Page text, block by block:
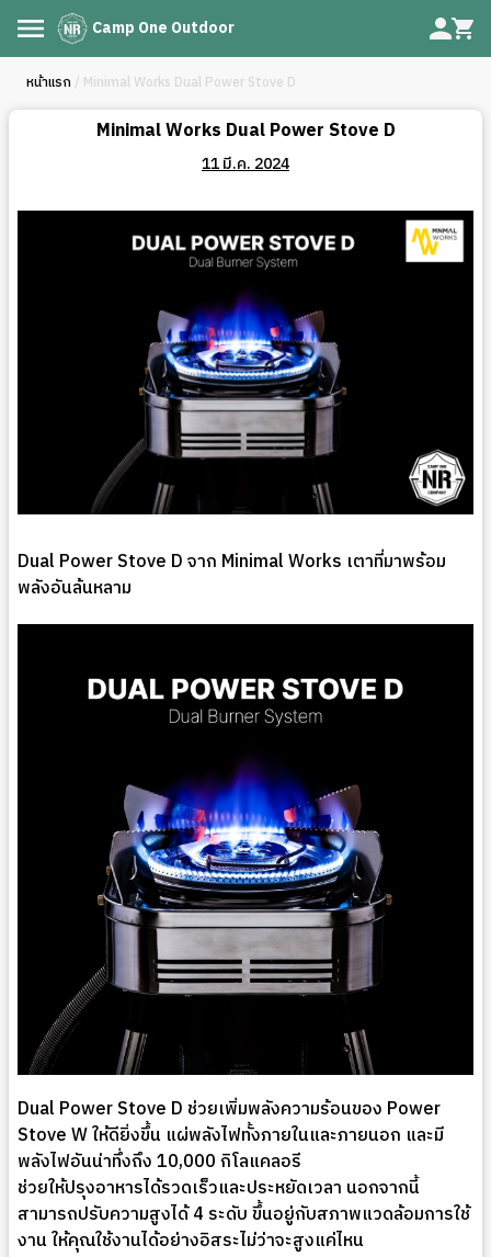
Camp One Outdoor
หน้าแรก / Minimal Works Dual Power Stove D
Minimal Works Dual Power Stove D
11 มี.ค. 2024
Dual Power Stove D จาก Minimal Works เตาที่มาพร้อม
พลังอันล้นหลาม
Dual Power Stove D ช่วยเพิ่มพลังความร้อนของ Power
Stove W ให้ดียิ่งขึ้น แผ่พลังไฟทั้งภายในและภายนอก และมี
พลังไฟอันน่าทึ่งถึง 10,000 กิโลแคลอรี
ช่วยให้ปรุงอาหารได้รวดเร็วและประหยัดเวลา นอกจากนี้
สามารถปรับความสูงได้ 4 ระดับ ขึ้นอยู่กับสภาพแวดล้อมการใช้
งาน ให้คุณใช้งานได้อย่างอิสระไม่ว่าจะสูงแค่ไหน